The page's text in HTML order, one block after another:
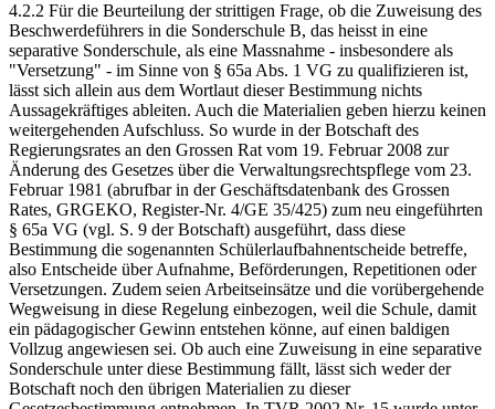
4.2.2 Für die Beurteilung der strittigen Frage, ob die Zuweisung des
Beschwerdeführers in die Sonderschule B, das heisst in eine
separative Sonderschule, als eine Massnahme - insbesondere als
"Versetzung" - im Sinne von § 65a Abs. 1 VG zu qualifizieren ist,
lässt sich allein aus dem Wortlaut dieser Bestimmung nichts
Aussagekräftiges ableiten. Auch die Materialien geben hierzu keinen
weitergehenden Aufschluss. So wurde in der Botschaft des
Regierungsrates an den Grossen Rat vom 19. Februar 2008 zur
Änderung des Gesetzes über die Verwaltungsrechtspflege vom 23.
Februar 1981 (abrufbar in der Geschäftsdatenbank des Grossen
Rates, GRGEKO, Register-Nr. 4/GE 35/425) zum neu eingeführten
§ 65a VG (vgl. S. 9 der Botschaft) ausgeführt, dass diese
Bestimmung die sogenannten Schülerlaufbahnentscheide betreffe,
also Entscheide über Aufnahme, Beförderungen, Repetitionen oder
Versetzungen. Zudem seien Arbeitseinsätze und die vorübergehende
Wegweisung in diese Regelung einbezogen, weil die Schule, damit
ein pädagogischer Gewinn entstehen könne, auf einen baldigen
Vollzug angewiesen sei. Ob auch eine Zuweisung in eine separative
Sonderschule unter diese Bestimmung fällt, lässt sich weder der
Botschaft noch den übrigen Materialien zu dieser